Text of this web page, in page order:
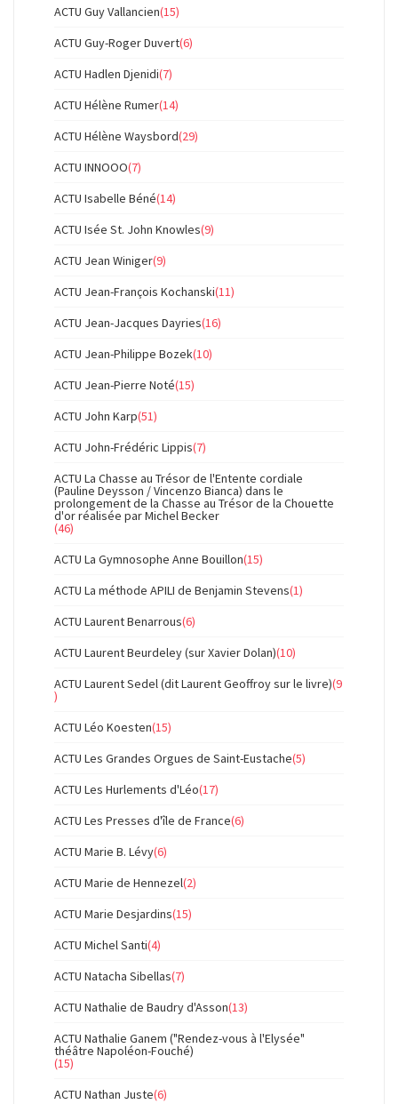
ACTU Guy Vallancien(15)
ACTU Guy-Roger Duvert(6)
ACTU Hadlen Djenidi(7)
ACTU Hélène Rumer(14)
ACTU Hélène Waysbord(29)
ACTU INNOOO(7)
ACTU Isabelle Béné(14)
ACTU Isée St. John Knowles(9)
ACTU Jean Winiger(9)
ACTU Jean-François Kochanski(11)
ACTU Jean-Jacques Dayries(16)
ACTU Jean-Philippe Bozek(10)
ACTU Jean-Pierre Noté(15)
ACTU John Karp(51)
ACTU John-Frédéric Lippis(7)
ACTU La Chasse au Trésor de l'Entente cordiale
(Pauline Deysson / Vincenzo Bianca) dans le
prolongement de la Chasse au Trésor de la Chouette
d'or réalisée par Michel Becker
(46)
ACTU La Gymnosophe Anne Bouillon(15)
ACTU La méthode APILI de Benjamin Stevens(1)
ACTU Laurent Benarrous(6)
ACTU Laurent Beurdeley (sur Xavier Dolan)(10)
ACTU Laurent Sedel (dit Laurent Geoffroy sur le livre)(9
)
ACTU Léo Koesten(15)
ACTU Les Grandes Orgues de Saint-Eustache(5)
ACTU Les Hurlements d'Léo(17)
ACTU Les Presses d'île de France(6)
ACTU Marie B. Lévy(6)
ACTU Marie de Hennezel(2)
ACTU Marie Desjardins(15)
ACTU Michel Santi(4)
ACTU Natacha Sibellas(7)
ACTU Nathalie de Baudry d'Asson(13)
ACTU Nathalie Ganem ("Rendez-vous à l'Elysée"
théâtre Napoléon-Fouché)
(15)
ACTU Nathan Juste(6)